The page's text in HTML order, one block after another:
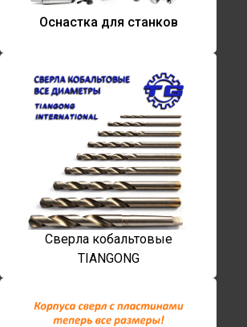
Оснастка для станков
Сверла кобальтовые
TIANGONG